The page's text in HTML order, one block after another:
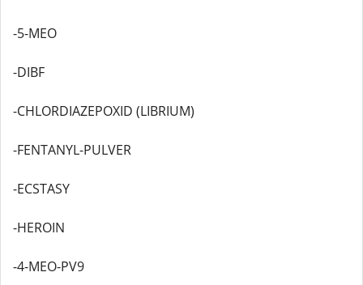
-5-MEO
-DIBF
-CHLORDIAZEPOXID (LIBRIUM)
-FENTANYL-PULVER
-ECSTASY
-HEROIN
-4-MEO-PV9